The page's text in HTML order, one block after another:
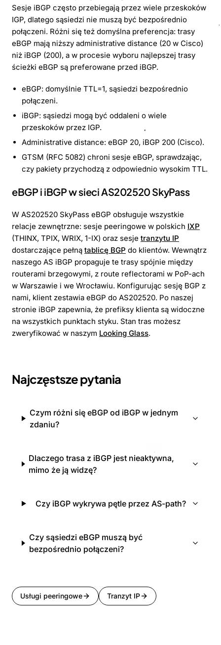
Sesje iBGP często przebiegają przez wiele przeskoków
IGP, dlatego sąsiedzi nie muszą być bezpośrednio
połączeni. Różni się też domyślna preferencja: trasy
eBGP mają niższy administrative distance (20 w Cisco)
niż iBGP (200), a w procesie wyboru najlepszej trasy
ścieżki eBGP są preferowane przed iBGP.
eBGP: domyślnie TTL=1, sąsiedzi bezpośrednio
połączeni.
iBGP: sąsiedzi mogą być oddaleni o wiele
przeskoków przez IGP.
Administrative distance: eBGP 20, iBGP 200 (Cisco).
GTSM (RFC 5082) chroni sesje eBGP, sprawdzając,
czy pakiety przychodzą z odpowiednio wysokim TTL.
eBGP i iBGP w sieci AS202520 SkyPass
W AS202520 SkyPass eBGP obsługuje wszystkie
relacje zewnętrzne: sesje peeringowe w polskich IXP
(THINX, TPIX, WRIX, 1-IX) oraz sesje tranzytu IP
dostarczające pełną tablicę BGP do klientów. Wewnątrz
naszego AS iBGP propaguje te trasy spójnie między
routerami brzegowymi, z route reflectorami w PoP-ach
w Warszawie i we Wrocławiu. Konfigurując sesję BGP z
nami, klient zestawia eBGP do AS202520. Po naszej
stronie iBGP zapewnia, że prefiksy klienta są widoczne
na wszystkich punktach styku. Stan tras możesz
zweryfikować w naszym Looking Glass.
Najczęstsze pytania
Czym różni się eBGP od iBGP w jednym
zdaniu?
Dlaczego trasa z iBGP jest nieaktywna,
mimo że ją widzę?
Czy iBGP wykrywa pętle przez AS-path?
Czy sąsiedzi eBGP muszą być
bezpośrednio połączeni?
Usługi peeringowe Tranzyt IP